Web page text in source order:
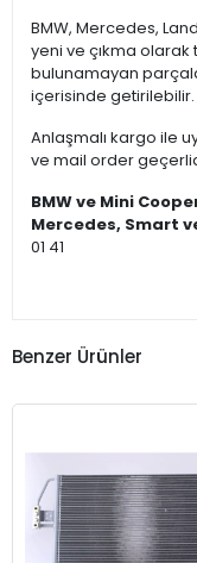
BMW, Mercedes,
yeni ve çıkma
bulunamayan
içerisinde getirilebilir.
Anlaşmalı kargo ile
ve mail order
BMW ve Mini
Mercedes, Smart
01 41
Benzer Ürünler